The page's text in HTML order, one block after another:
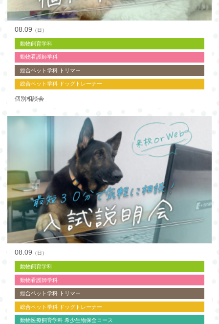
08.09 （日）
動物飼育学科
動物看護師学科
総合ペット学科 トリマー
総合ペット学科 ドッグトレーナー
個別相談会
08.09 （日）
動物飼育学科
動物看護師学科
総合ペット学科 トリマー
総合ペット学科 ドッグトレーナー
動物医療飼育学科 希少生物保全コース